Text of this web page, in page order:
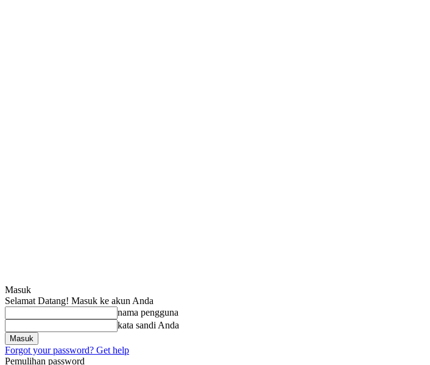
Masuk
Selamat Datang! Masuk ke akun Anda
nama pengguna
kata sandi Anda
Forgot your password? Get help
Pemulihan password